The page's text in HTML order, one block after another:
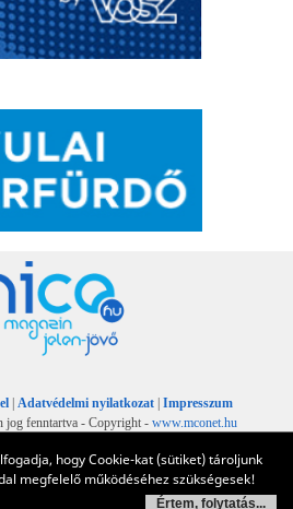
hogy Cookie-kat (sütiket) tároljunk
megfelelő működéséhez szükségesek!
Értem, folytatás...
Adatvédelmi nyilatkozat
Impresszum
jog fenntartva - Copyright - www.mconet.hu